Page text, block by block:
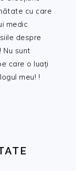
cu care
medic
despre
Nu sunt
care o luați
meu! !